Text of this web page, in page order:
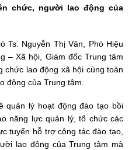
chức, người lao động của
Ts. Nguyễn Thị Vân, Phó Hiệu
– Xã hội, Giám đốc Trung tâm
lao động xã hội cùng toàn
động của Trung tâm.
quản lý hoạt động đào tạo bồi
năng lực quản lý, tổ chức các
tuyến hỗ trợ công tác đào tạo,
lao động của Trung tâm mà